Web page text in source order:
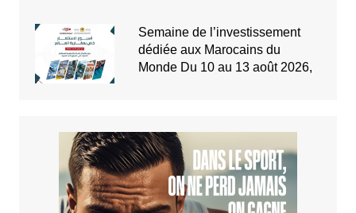
Semaine de l’investissement
dédiée aux Marocains du
Monde Du 10 au 13 août 2026,